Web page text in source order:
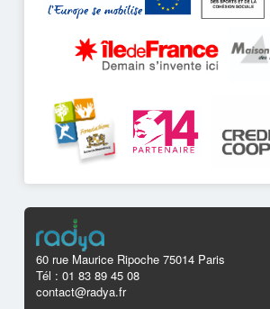
60 rue Maurice Ripoche 75014 Paris
Tél : 01 83 89 45 08
contact@radya.fr